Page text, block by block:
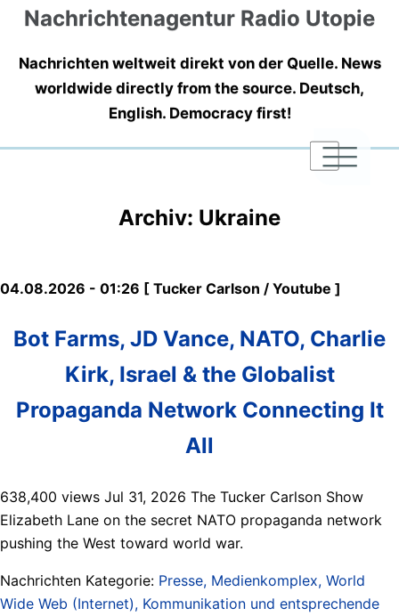
Nachrichtenagentur Radio Utopie
Nachrichten weltweit direkt von der Quelle. News
worldwide directly from the source. Deutsch,
English. Democracy first!
|
|
|
Archiv: Ukraine
04.08.2026 - 01:26 [ Tucker Carlson / Youtube ]
Bot Farms, JD Vance, NATO, Charlie
Kirk, Israel & the Globalist
Propaganda Network Connecting It
All
638,400 views Jul 31, 2026 The Tucker Carlson Show
Elizabeth Lane on the secret NATO propaganda network
pushing the West toward world war.
Nachrichten Kategorie: Presse, Medienkomplex, World
Wide Web (Internet), Kommunikation und entsprechende